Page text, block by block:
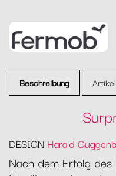
Beschreibung
DESIGN Harald
Nach dem Erfolg